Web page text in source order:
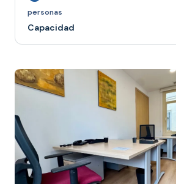
personas
Capacidad